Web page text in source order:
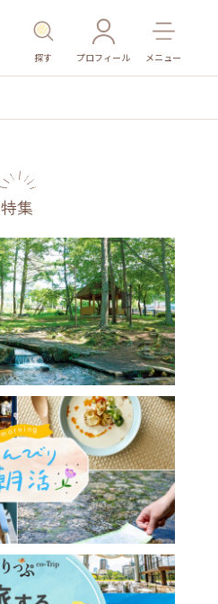
探す プロフィール メニュー
その他施設 ごはん
特集